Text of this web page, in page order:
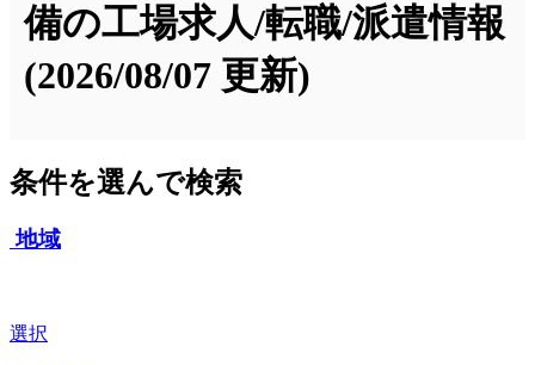
備の工場求人/転職/派遣情報
(2026/08/07 更新)
条件を選んで検索
地域
選択